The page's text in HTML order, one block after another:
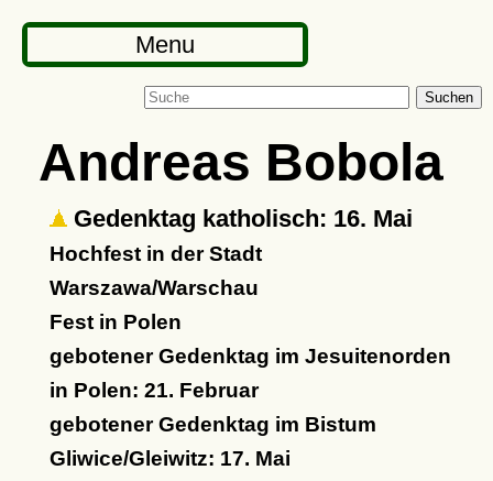
Menu
Suchen
Andreas Bobola
Gedenktag katholisch: 16. Mai
Hochfest in der Stadt
Warszawa/Warschau
Fest in Polen
gebotener Gedenktag im Jesuitenorden
in Polen: 21. Februar
gebotener Gedenktag im Bistum
Gliwice/Gleiwitz: 17. Mai